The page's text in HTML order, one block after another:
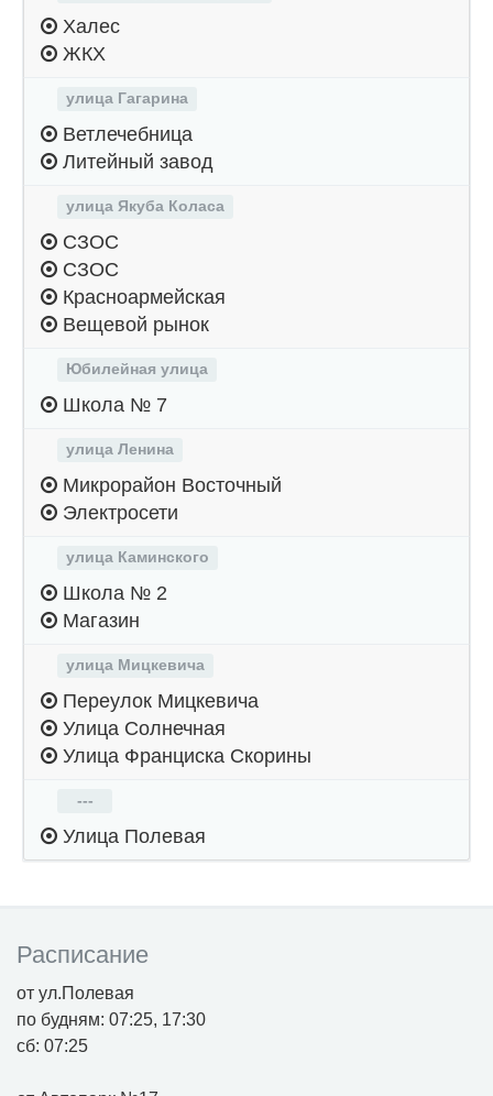
Халес
ЖКХ
улица Гагарина
Ветлечебница
Литейный завод
улица Якуба Коласа
СЗОС
СЗОС
Красноармейская
Вещевой рынок
Юбилейная улица
Школа № 7
улица Ленина
Микрорайон Восточный
Электросети
улица Каминского
Школа № 2
Магазин
улица Мицкевича
Переулок Мицкевича
Улица Солнечная
Улица Франциска Скорины
---
Улица Полевая
Расписание
от ул.Полевая
по будням: 07:25, 17:30
сб: 07:25